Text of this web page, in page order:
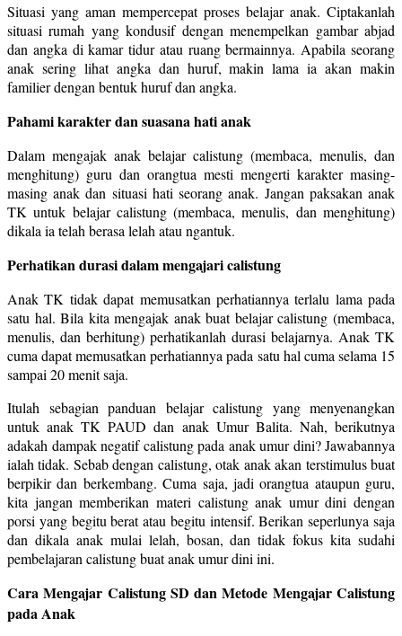
Situasi yang aman mempercepat proses belajar anak. Ciptakanlah
situasi rumah yang kondusif dengan menempelkan gambar abjad
dan angka di kamar tidur atau ruang bermainnya. Apabila seorang
anak sering lihat angka dan huruf, makin lama ia akan makin
familier dengan bentuk huruf dan angka.
Pahami karakter dan suasana hati anak
Dalam mengajak anak belajar calistung (membaca, menulis, dan
menghitung) guru dan orangtua mesti mengerti karakter masing-
masing anak dan situasi hati seorang anak. Jangan paksakan anak
TK untuk belajar calistung (membaca, menulis, dan menghitung)
dikala ia telah berasa lelah atau ngantuk.
Perhatikan durasi dalam mengajari calistung
Anak TK tidak dapat memusatkan perhatiannya terlalu lama pada
satu hal. Bila kita mengajak anak buat belajar calistung (membaca,
menulis, dan berhitung) perhatikanlah durasi belajarnya. Anak TK
cuma dapat memusatkan perhatiannya pada satu hal cuma selama 15
sampai 20 menit saja.
Itulah sebagian panduan belajar calistung yang menyenangkan
untuk anak TK PAUD dan anak Umur Balita. Nah, berikutnya
adakah dampak negatif calistung pada anak umur dini? Jawabannya
ialah tidak. Sebab dengan calistung, otak anak akan terstimulus buat
berpikir dan berkembang. Cuma saja, jadi orangtua ataupun guru,
kita jangan memberikan materi calistung anak umur dini dengan
porsi yang begitu berat atau begitu intensif. Berikan seperlunya saja
dan dikala anak mulai lelah, bosan, dan tidak fokus kita sudahi
pembelajaran calistung buat anak umur dini ini.
Cara Mengajar Calistung SD dan Metode Mengajar Calistung
pada Anak